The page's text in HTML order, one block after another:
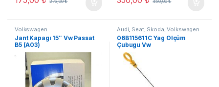
273,00₺ 450,00₺
Volkswagen
Jant Kapagı 15″ Vw Passat
B5 (A03)
Audi Seat, Skoda ,Volkswagen
06B115611C Yag Ölçüm
Çubugu Vw
Golf/Jetta/Passat